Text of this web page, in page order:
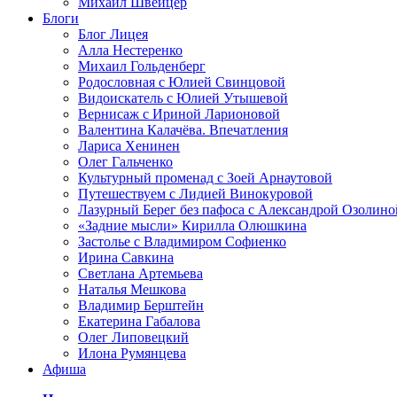
Блоги
Блог Лицея
Алла Нестеренко
Михаил Гольденберг
Родословная с Юлией Свинцовой
Видоискатель с Юлией Утышевой
Вернисаж с Ириной Ларионовой
Валентина Калачёва. Впечатления
Лариса Хенинен
Олег Гальченко
Культурный променад с Зоей Арнаутовой
Путешествуем с Лидией Винокуровой
Лазурный Берег без пафоса с Александрой
«Задние мысли» Кирилла Олюшкина
Застолье с Владимиром Софиенко
Ирина Савкина
Светлана Артемьева
Наталья Мешкова
Владимир Берштейн
Екатерина Габалова
Олег Липовецкий
Илона Румянцева
Афиша